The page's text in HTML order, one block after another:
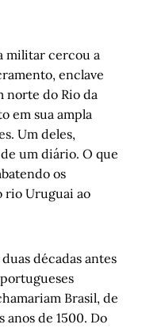
da
resenha do
, por Guto Leite
ser tratada
Luís Augusto
militar cercou a
enclave
norte do Rio da
em sua ampla
Um deles,
um diário. O que
os
rio Uruguai ao
décadas antes
Brasil, de
anos de 1500. Do